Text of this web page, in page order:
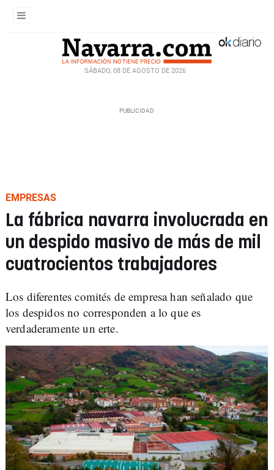
SÁBADO, 08 DE AGOSTO DE 2026
EMPRESAS
La fábrica navarra involucrada en
un despido masivo de más de mil
cuatrocientos trabajadores
Los diferentes comités de empresa han señalado que
los despidos no corresponden a lo que es
verdaderamente un erte.